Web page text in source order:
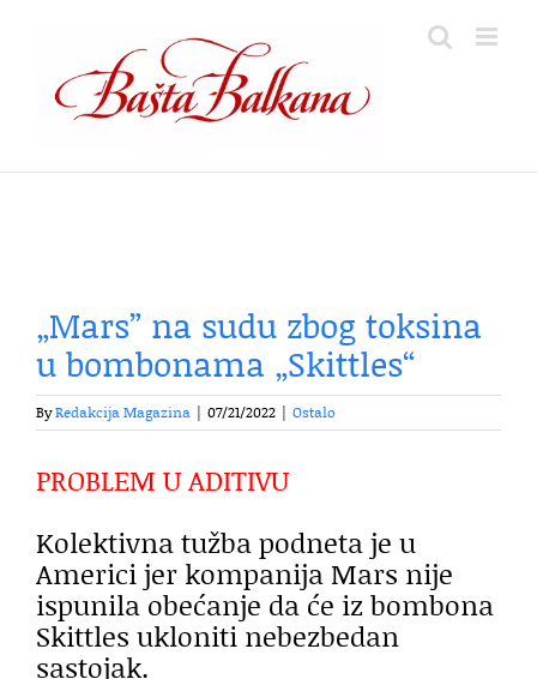
content
„Mars” na sudu zbog toksina
u bombonama „Skittles“
ByRedakcija Magazina 07/21/2022 Ostalo
PROBLEM U ADITIVU
Kolektivna tužba podneta je u
Americi jer kompanija Mars nije
ispunila obećanje da će iz bombona
Skittles ukloniti nebezbedan
sastojak.